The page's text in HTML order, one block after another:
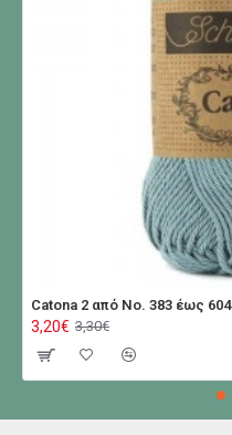
Catona 2 από No. 383 έως 604
3,20€ 3,30€